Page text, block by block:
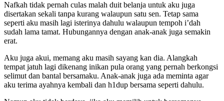
Nafkah tidak pernah culas malah duit belanja untuk aku juga
disertakan sekali tanpa kurang walaupun satu sen. Tetap sama
seperti aku masih lagi isterinya dahulu walaupun tempoh i’dah
sudah lama tamat. Hubungannya dengan anak-anak juga semakin
erat.
Aku juga akui, memang aku masih sayang kan dia. Alangkah
tempat jatuh lagi dikenang inikan pula orang yang pernah berkongsi
selimut dan bantal bersamaku. Anak-anak juga ada meminta agar
aku terima ayahnya kembali dan h1dup bersama seperti dahulu.